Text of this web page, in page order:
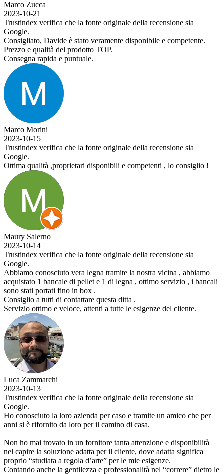
Marco Zucca
2023-10-21
Trustindex verifica che la fonte originale della recensione sia
Google.
Consigliato, Davide è stato veramente disponibile e competente.
Prezzo e qualità del prodotto TOP.
Consegna rapida e puntuale.
Marco Morini
2023-10-15
Trustindex verifica che la fonte originale della recensione sia
Google.
Ottima qualità ,proprietari disponibili e competenti , lo consiglio !
Maury Salerno
2023-10-14
Trustindex verifica che la fonte originale della recensione sia
Google.
Abbiamo conosciuto vera legna tramite la nostra vicina , abbiamo
acquistato 1 bancale di pellet e 1 di legna , ottimo servizio , i bancali
sono stati portati fino in box .
Consiglio a tutti di contattare questa ditta .
Servizio ottimo e veloce, attenti a tutte le esigenze del cliente.
Luca Zammarchi
2023-10-13
Trustindex verifica che la fonte originale della recensione sia
Google.
Ho conosciuto la loro azienda per caso e tramite un amico che per
anni si è rifornito da loro per il camino di casa.
Non ho mai trovato in un fornitore tanta attenzione e disponibilità
nel capire la soluzione adatta per il cliente, dove adatta significa
proprio “studiata a regola d’arte” per le mie esigenze.
Contando anche la gentilezza e professionalità nel “correre” dietro le